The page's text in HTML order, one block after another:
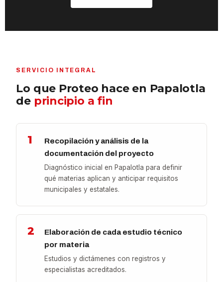
SERVICIO INTEGRAL
Lo que Proteo hace en Papalotla
de principio a fin
1
Recopilación y análisis de la
documentación del proyecto
Diagnóstico inicial en Papalotla para definir
qué materias aplican y anticipar requisitos
municipales y estatales.
2
Elaboración de cada estudio técnico
por materia
Estudios y dictámenes con registros y
especialistas acreditados.